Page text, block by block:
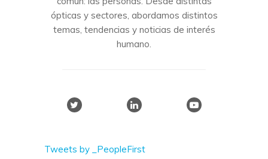
ópticas y sectores, abordamos distintos
temas, tendencias y noticias de interés
humano.
Tweets by _PeopleFirst